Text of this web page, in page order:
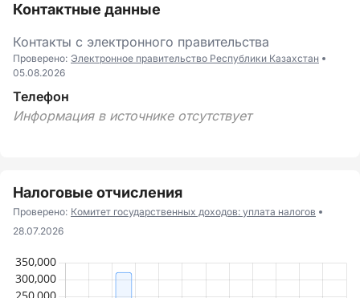
Контактные данные
Контакты с электронного правительства
Проверено: Электронное правительство Республики Казахстан
05.08.2026
Телефон
Информация в источнике отсутствует
Налоговые отчисления
Проверено: Комитет государственных доходов: уплата налогов
28.07.2026